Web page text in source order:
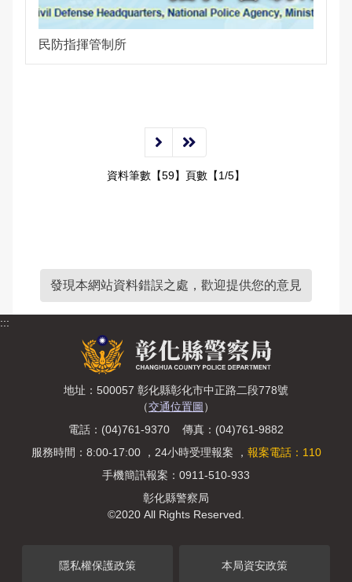
民防指揮管制所
資料筆數【59】頁數【1/5】
發現本網站資料錯誤之處，歡迎提供您的意見
:::
地址：500057 彰化縣彰化市中正路二段778號
（交通位置圖 ）
電話：(04)761-9370 傳真：(04)761-9882
服務時間：8:00-17:00 ，24小時受理報案 ， 報案電話：110
手機簡訊報案：0911-510-933
彰化縣警察局
©2020 All Rights Reserved.
隱私權保護政策 本局資安政策